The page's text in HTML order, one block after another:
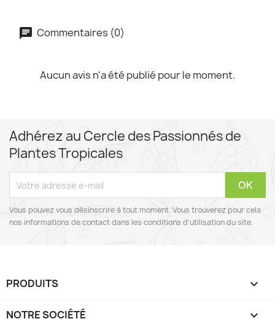
Commentaires (0)
Aucun avis n'a été publié pour le moment.
Adhérez au Cercle des Passionnés de
Plantes Tropicales
Vous pouvez vous désinscrire à tout moment. Vous trouverez pour cela
nos informations de contact dans les conditions d'utilisation du site.
PRODUITS 
NOTRE SOCIÉTÉ 